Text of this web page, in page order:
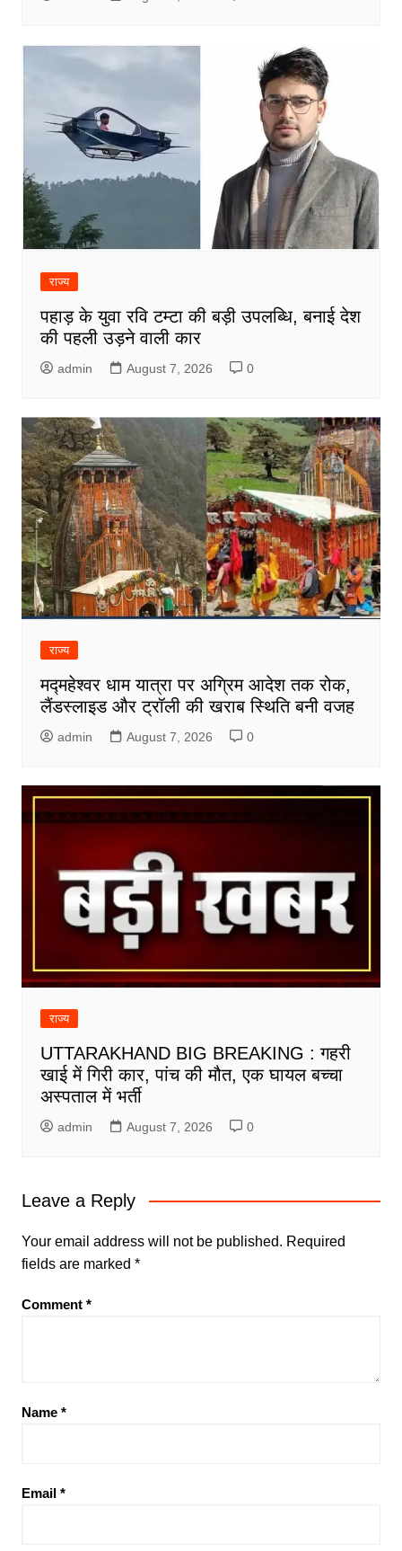
राज्य
पहाड़ के युवा रवि टम्टा की बड़ी उपलब्धि, बनाई देश
की पहली उड़ने वाली कार
admin August 7, 2026 0
राज्य
मद्महेश्वर धाम यात्रा पर अग्रिम आदेश तक रोक,
लैंडस्लाइड और ट्रॉली की खराब स्थिति बनी वजह
admin August 7, 2026 0
राज्य
UTTARAKHAND BIG BREAKING : गहरी
खाई में गिरी कार, पांच की मौत, एक घायल बच्चा
अस्पताल में भर्ती
admin August 7, 2026 0
Leave a Reply
Your email address will not be published. Required
fields are marked *
Comment *
Name *
Email *